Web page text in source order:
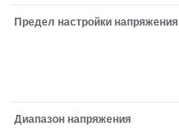
Предел настройки напряжения
Диапазон напряжения